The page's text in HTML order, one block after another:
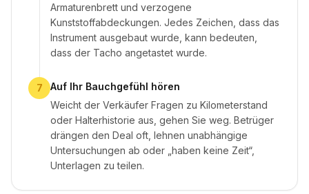
Armaturenbrett und verzogene
Kunststoffabdeckungen. Jedes Zeichen, dass das
Instrument ausgebaut wurde, kann bedeuten,
dass der Tacho angetastet wurde.
7
Auf Ihr Bauchgefühl hören
Weicht der Verkäufer Fragen zu Kilometerstand
oder Halterhistorie aus, gehen Sie weg. Betrüger
drängen den Deal oft, lehnen unabhängige
Untersuchungen ab oder „haben keine Zeit“,
Unterlagen zu teilen.